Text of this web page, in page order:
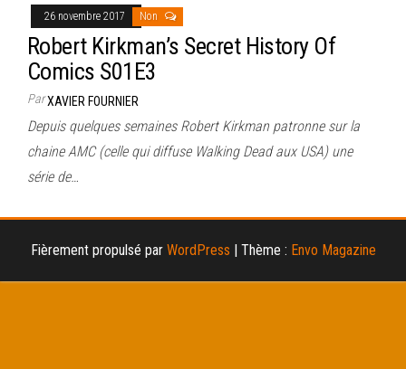
26 novembre 2017 Non
Robert Kirkman’s Secret History Of
Comics S01E3
ParXAVIER FOURNIER
Depuis quelques semaines Robert Kirkman patronne sur la
chaine AMC (celle qui diffuse Walking Dead aux USA) une
série de…
Fièrement propulsé par WordPress Thème : Envo Magazine